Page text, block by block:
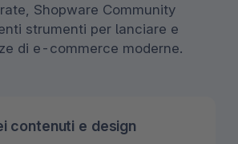
Shopware Community
strumenti per lanciare e
di e-commerce moderne.
contenuti e design